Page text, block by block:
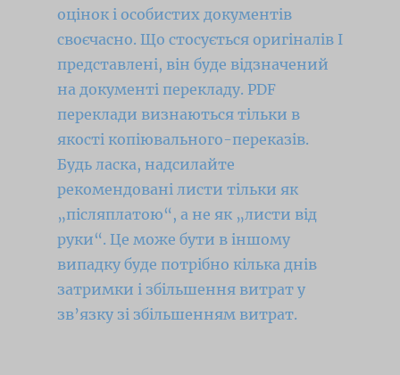
оцінок і особистих документів
своєчасно. Що стосується оригіналів I
представлені, він буде відзначений
на документі перекладу. PDF
переклади визнаються тільки в
якості копіювального-переказів.
Будь ласка, надсилайте
рекомендовані листи тільки як
„післяплатою“, а не як „листи від
руки“. Це може бути в іншому
випадку буде потрібно кілька днів
затримки і збільшення витрат у
зв’язку зі збільшенням витрат.